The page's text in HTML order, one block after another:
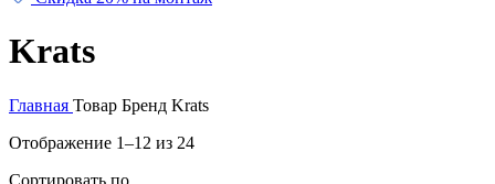
Krats
Главная Товар Бренд Krats
Отображение 1–12 из 24
Сортировать по